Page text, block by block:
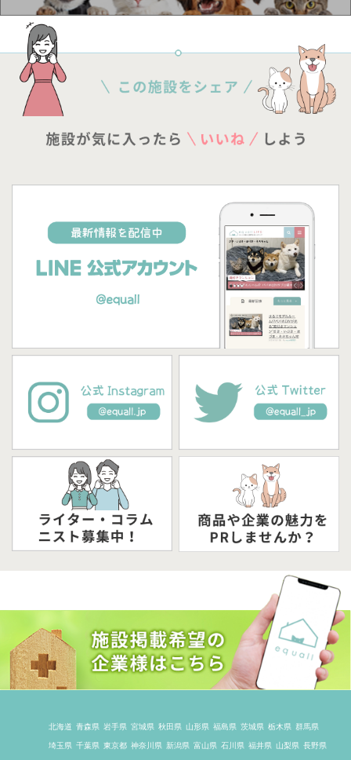
北海道 青森県 岩手県 宮城県 秋田県 山形県 福島県 茨城県 栃木県 群馬県
埼玉県 千葉県 東京都 神奈川県 新潟県 富山県 石川県 福井県 山梨県 長野県